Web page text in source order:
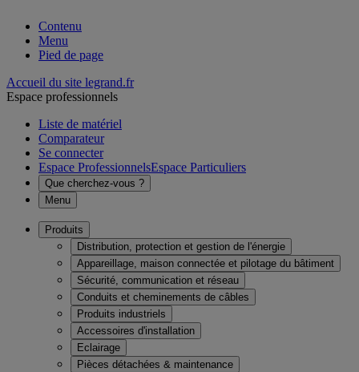
Contenu
Menu
Pied de page
Accueil du site legrand.fr
Espace professionnels
Liste de matériel
Comparateur
Se connecter
Espace ProfessionnelsEspace Particuliers
Que cherchez-vous ?
Menu
Produits
Distribution, protection et gestion de l'énergie
Appareillage, maison connectée et pilotage du bâtiment
Sécurité, communication et réseau
Conduits et cheminements de câbles
Produits industriels
Accessoires d'installation
Eclairage
Pièces détachées & maintenance